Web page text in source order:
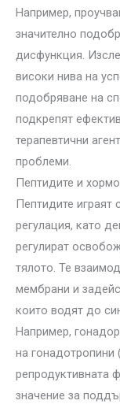
Например,
значително
дисфункция.
високи нива на
подобряване на
подкрепят
терапевтични
проблеми.
Пептидите и
Пептидите играят
регулация, като
регулират
тялото. Те
мембрани и
които водят до
Например,
на гонадотропини
репродуктивната
значение за